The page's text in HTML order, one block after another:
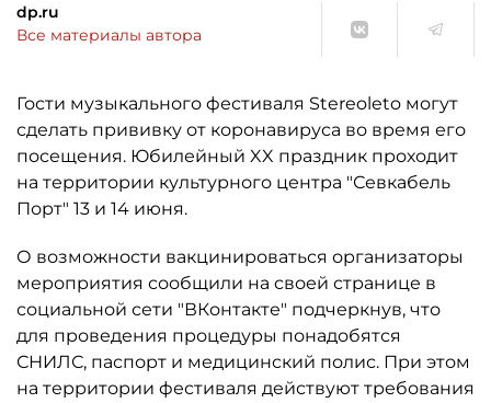
dp.ru
Все материалы автора
Гости музыкального фестиваля Stereoleto могут
сделать прививку от коронавируса во время его
посещения. Юбилейный XX праздник проходит
на территории культурного центра "Севкабель
Порт" 13 и 14 июня.
О возможности вакцинироваться организаторы
мероприятия сообщили на своей странице в
социальной сети "ВКонтакте" подчеркнув, что
для проведения процедуры понадобятся
СНИЛС, паспорт и медицинский полис. При этом
на территории фестиваля действуют требования